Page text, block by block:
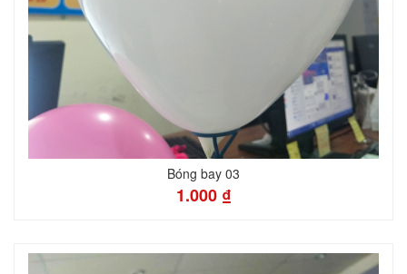
Bóng bay 03
1.000 ₫